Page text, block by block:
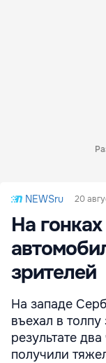
NEWSru 20
На
зрителей
На западе
въехал в
результате
получили